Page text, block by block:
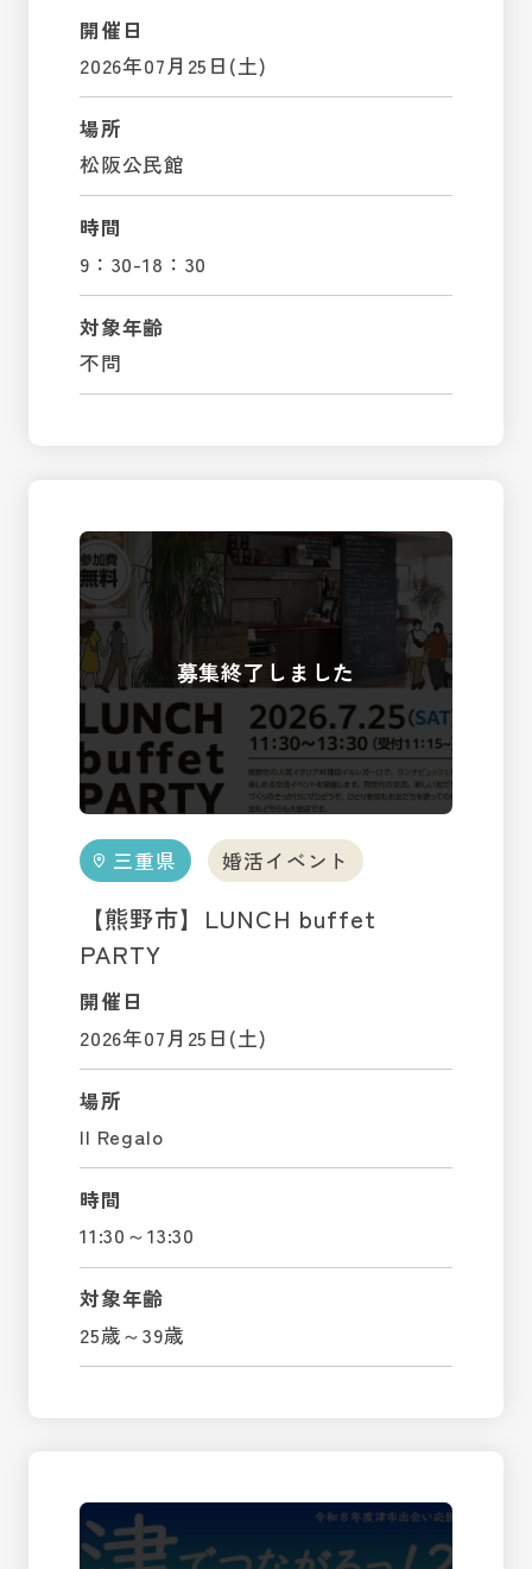
開催日
2026年07月25日(土)
場所
松阪公民館
時間
9：30-18：30
対象年齢
不問
三重県 婚活イベント
【熊野市】LUNCH buffet
PARTY
開催日
2026年07月25日(土)
場所
Il Regalo
時間
11:30～13:30
対象年齢
25歳～39歳